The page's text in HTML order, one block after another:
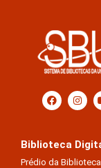
Biblioteca
Prédio da